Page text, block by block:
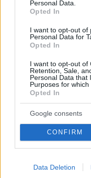
Personal Data.
Opted In
I want to opt-out of
Personal Data for
Opted In
I want to opt-out of
Retention, Sale,
Personal Data that
Purposes for which
Opted In
Google consents
CONFIRM
Data Deletion